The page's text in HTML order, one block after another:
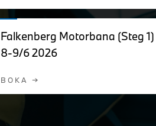
Falkenberg Motorbana (Steg 1)
8-9/6 2026
BOKA →